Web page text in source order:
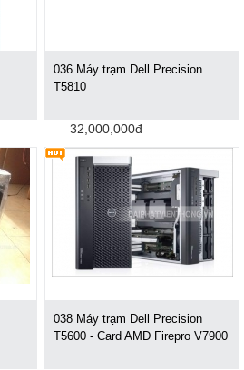
036 Máy trạm Dell Precision
T5810
32,000,000đ
038 Máy trạm Dell Precision
T5600 - Card AMD Firepro V7900